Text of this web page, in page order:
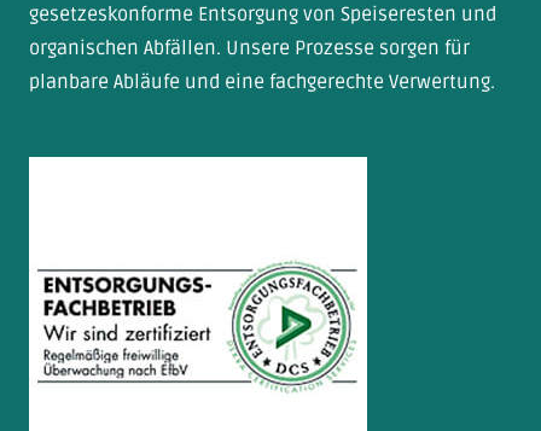
gesetzeskonforme Entsorgung von Speiseresten und
organischen Abfällen. Unsere Prozesse sorgen für
planbare Abläufe und eine fachgerechte Verwertung.